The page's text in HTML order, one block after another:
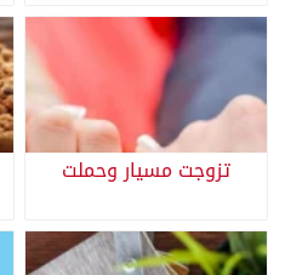
تزوجت مسيار وحملت